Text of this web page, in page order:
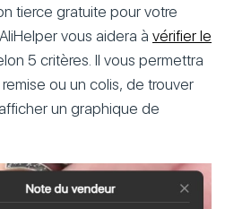
tierce gratuite pour votre
vous aidera à vérifier le
5 critères. Il vous permettra
ou un colis, de trouver
un graphique de